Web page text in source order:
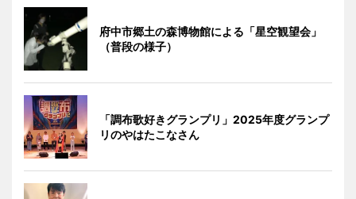
府中市郷土の森博物館による「星空観望会」
（普段の様子）
「調布歌好きグランプリ」2025年度グランプ
リのやはたこなさん